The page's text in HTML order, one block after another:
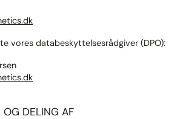
vores databeskyttelsesrådgiver (DPO):
DELING AF